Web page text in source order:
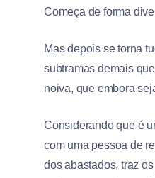
Começa de forma
Mas depois se torna
subtramas demais
noiva, que embora
Considerando que é
com uma pessoa de
dos abastados, traz